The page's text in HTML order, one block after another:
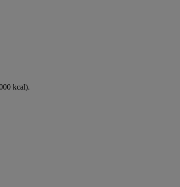
kcal).